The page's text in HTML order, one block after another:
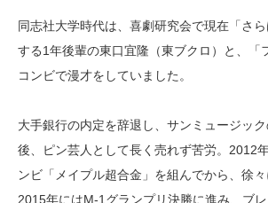
同志社大学時代は、喜劇研究会で現在「さ
する1年後輩の東口宜隆（東ブクロ）と、「
コンビで漫才をしていました。
大手銀行の内定を辞退し、サンミュージッ
後、ピン芸人として長く売れず苦労。2012
ンビ「メイプル超合金」を組んでから、徐々
2015年にはM-1グランプリ決勝に進み、ブ